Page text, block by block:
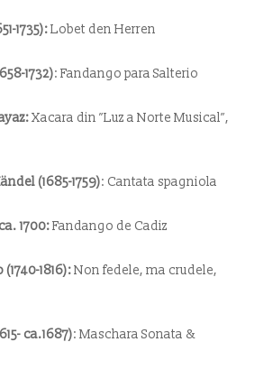
1735):Lobet den Herren
1732): Fandango para Salterio
Xacara din ”Luz a Norte Musical”,
(1685-1759): Cantata spagniola
1700:Fandango de Cadiz
1816):Non fedele, ma crudele,
ca.1687): Maschara Sonata &